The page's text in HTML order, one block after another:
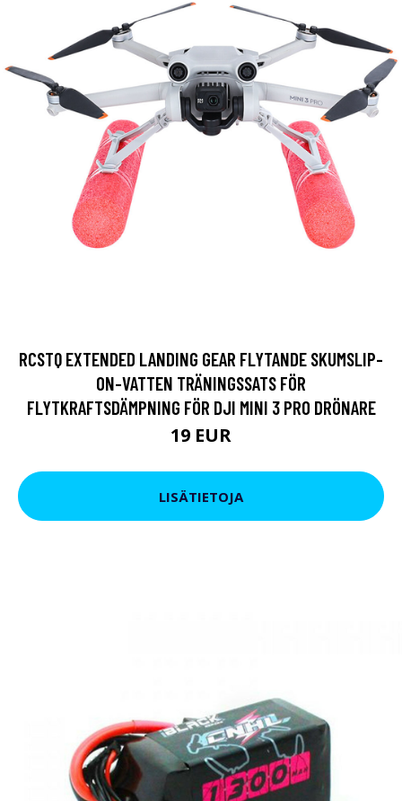
RCSTQ EXTENDED LANDING GEAR FLYTANDE SKUMSLIP-
ON-VATTEN TRÄNINGSSATS FÖR
FLYTKRAFTSDÄMPNING FÖR DJI MINI 3 PRO DRÖNARE
19 EUR
LISÄTIETOJA